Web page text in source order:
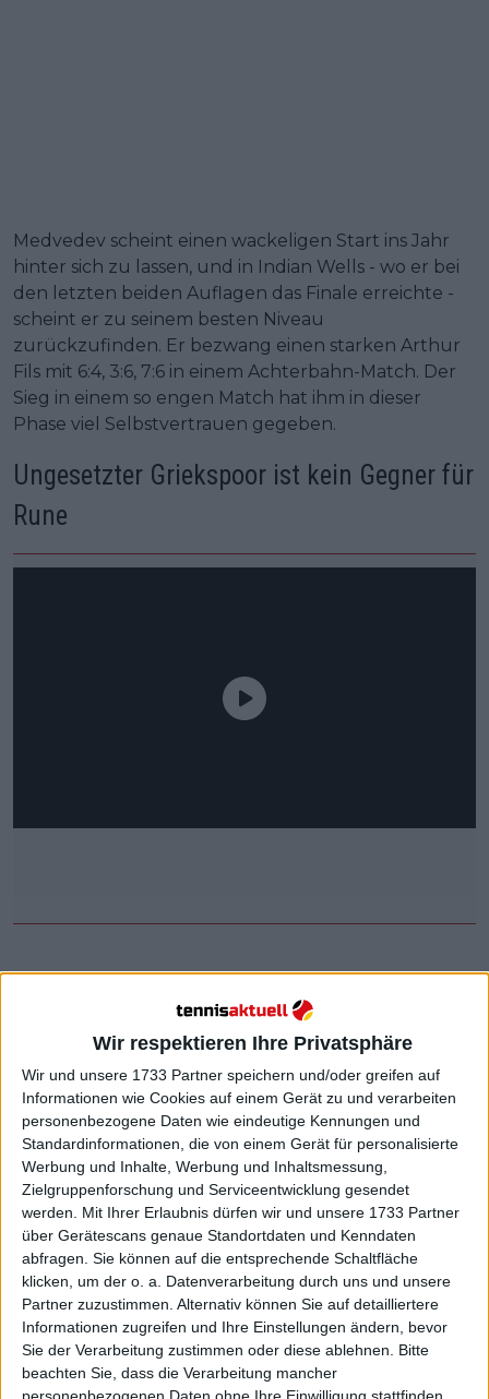
Wir respektieren Ihre Privatsphäre
Wir und unsere 1733 Partner speichern und/oder greifen auf
Informationen wie Cookies auf einem Gerät zu und verarbeiten
personenbezogene Daten wie eindeutige Kennungen und
Standardinformationen, die von einem Gerät für personalisierte
Werbung und Inhalte, Werbung und Inhaltsmessung,
Zielgruppenforschung und Serviceentwicklung gesendet
werden.
Mit Ihrer Erlaubnis dürfen wir und unsere 1733 Partner
über Gerätescans genaue Standortdaten und Kenndaten
abfragen. Sie können auf die entsprechende Schaltfläche
klicken, um der o. a. Datenverarbeitung durch uns und unsere
Partner zuzustimmen. Alternativ können Sie auf detailliertere
Informationen zugreifen und Ihre Einstellungen ändern, bevor
Sie der Verarbeitung zustimmen oder diese ablehnen.
Bitte
beachten Sie, dass die Verarbeitung mancher
personenbezogenen Daten ohne Ihre Einwilligung stattfinden
Medvedev scheint einen wackeligen Start ins Jahr
hinter sich zu lassen, und in Indian Wells - wo er bei
den letzten beiden Auflagen das Finale erreichte -
scheint er zu seinem besten Niveau
zurückzufinden. Er bezwang einen starken Arthur
Fils mit 6:4, 3:6, 7:6 in einem Achterbahn-Match. Der
Sieg in einem so engen Match hat ihm in dieser
Phase viel Selbstvertrauen gegeben.
Ungesetzter Griekspoor ist kein Gegner für
Rune
Ein bemerkenswerter Lauf von Rune, der sich,
obwohl er als einer der Top-Favoriten antrat, einen
Platz im Halbfinale sicherte und damit zum
sechsten Mal in diese Phase eines Masters 1000-
Turniers einzog, was ihm bei drei seiner letzten vier
Teilnahmen gelang. Der Däne schaltete in der
dritten Runde Stefanos Tsitsipas aus und nutzte das
frühe Ausscheiden von Alexander Zverev (1.
Setzplatz), um in aller Ruhe die Runde zu
überstehen.
Weiterlesen
Holger Rune beansprucht das
Recht zu prahlen und wird nach
einem weiteren Sieg zum
"Daddy" von Stefanos Tsitsipas